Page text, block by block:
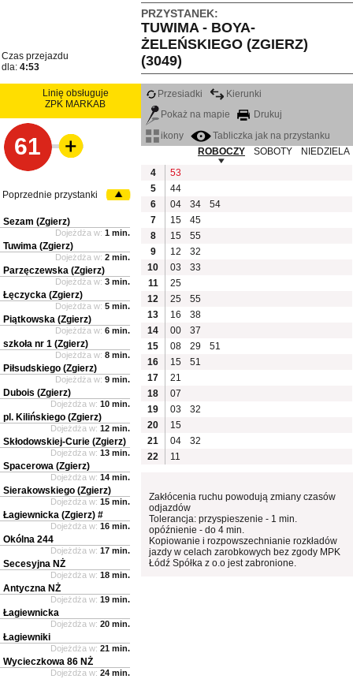
PRZYSTANEK:
TUWIMA - BOYA-
ŻELEŃSKIEGO (ZGIERZ)
(3049)
Czas przejazdu
dla: 4:53
Linię obsługuje
ZPK MARKAB
61
Przesiadki
Kierunki
Pokaż na mapie
Drukuj
ikony
Tabliczka jak na przystanku
ROBOCZY
SOBOTY
NIEDZIELA
4
53
5
44
6
04 34
54
7
15
45
8
15
55
9
12
32
10
03
33
11
25
12
25
55
13
16
38
14
00
37
15
08 29
51
16
15
51
17
21
18
07
19
03
32
20
15
21
04
32
22
11
Zakłócenia ruchu powodują zmiany czasów
odjazdów
Tolerancja: przyspieszenie - 1 min.
opóźnienie - do 4 min.
Kopiowanie i rozpowszechnianie rozkładów
jazdy w celach zarobkowych bez zgody MPK
Łódź Spółka z o.o jest zabronione.
Poprzednie przystanki
Sezam (Zgierz)
Dojeżdża w: 1 min.
Tuwima (Zgierz)
Dojeżdża w: 2 min.
Parzęczewska (Zgierz)
Dojeżdża w: 3 min.
Łęczycka (Zgierz)
Dojeżdża w: 5 min.
Piątkowska (Zgierz)
Dojeżdża w: 6 min.
szkoła nr 1 (Zgierz)
Dojeżdża w: 8 min.
Piłsudskiego (Zgierz)
Dojeżdża w: 9 min.
Dubois (Zgierz)
Dojeżdża w: 10 min.
pl. Kilińskiego (Zgierz)
Dojeżdża w: 12 min.
Skłodowskiej-Curie (Zgierz)
Dojeżdża w: 13 min.
Spacerowa (Zgierz)
Dojeżdża w: 14 min.
Sierakowskiego (Zgierz)
Dojeżdża w: 15 min.
Łagiewnicka (Zgierz) #
Dojeżdża w: 16 min.
Okólna 244
Dojeżdża w: 17 min.
Secesyjna NŻ
Dojeżdża w: 18 min.
Antyczna NŻ
Dojeżdża w: 19 min.
Łagiewnicka
Dojeżdża w: 20 min.
Łagiewniki
Dojeżdża w: 21 min.
Wycieczkowa 86 NŻ
Dojeżdża w: 24 min.